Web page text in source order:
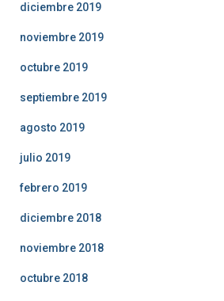
diciembre 2019
noviembre 2019
octubre 2019
septiembre 2019
agosto 2019
julio 2019
febrero 2019
diciembre 2018
noviembre 2018
octubre 2018